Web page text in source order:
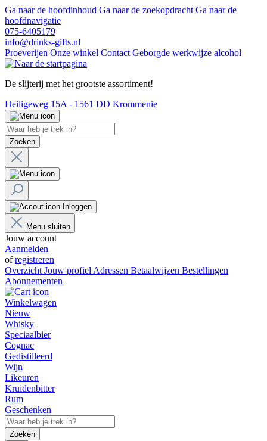
Ga naar de hoofdinhoud Ga naar de zoekopdracht Ga naar de
hoofdnavigatie
075-6405179
info@drinks-gifts.nl
Proeverijen Onze winkel Contact Geborgde werkwijze alcohol
De slijterij met het grootste assortiment!
Heiligeweg 15A - 1561 DD Krommenie
Zoeken
Inloggen
Menu sluiten
Jouw account
Aanmelden
ofregistreren
Overzicht Jouw profiel Adressen Betaalwijzen Bestellingen
Abonnementen
Winkelwagen
Nieuw
Whisky
Speciaalbier
Cognac
Gedistilleerd
Wijn
Likeuren
Kruidenbitter
Rum
Geschenken
Zoeken